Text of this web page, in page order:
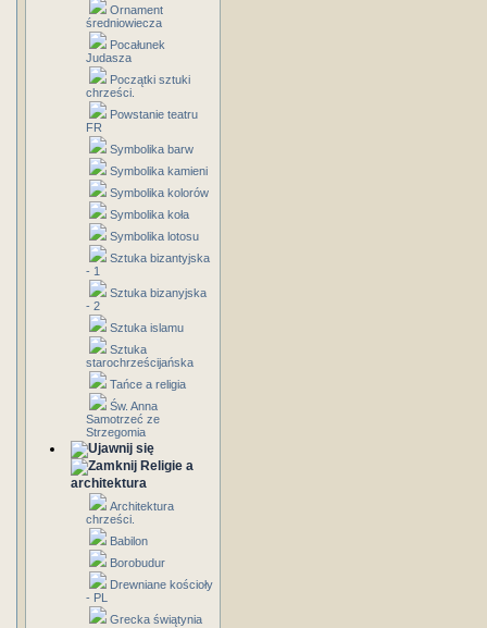
Ornament
średniowiecza
Pocałunek
Judasza
Początki sztuki
chrześci.
Powstanie teatru
FR
Symbolika barw
Symbolika kamieni
Symbolika kolorów
Symbolika koła
Symbolika lotosu
Sztuka bizantyjska
- 1
Sztuka bizanyjska
- 2
Sztuka islamu
Sztuka
starochrześcijańska
Tańce a religia
Św. Anna
Samotrzeć ze
Strzegomia
Religie a
architektura
Architektura
chrześci.
Babilon
Borobudur
Drewniane kościoły
- PL
Grecka świątynia